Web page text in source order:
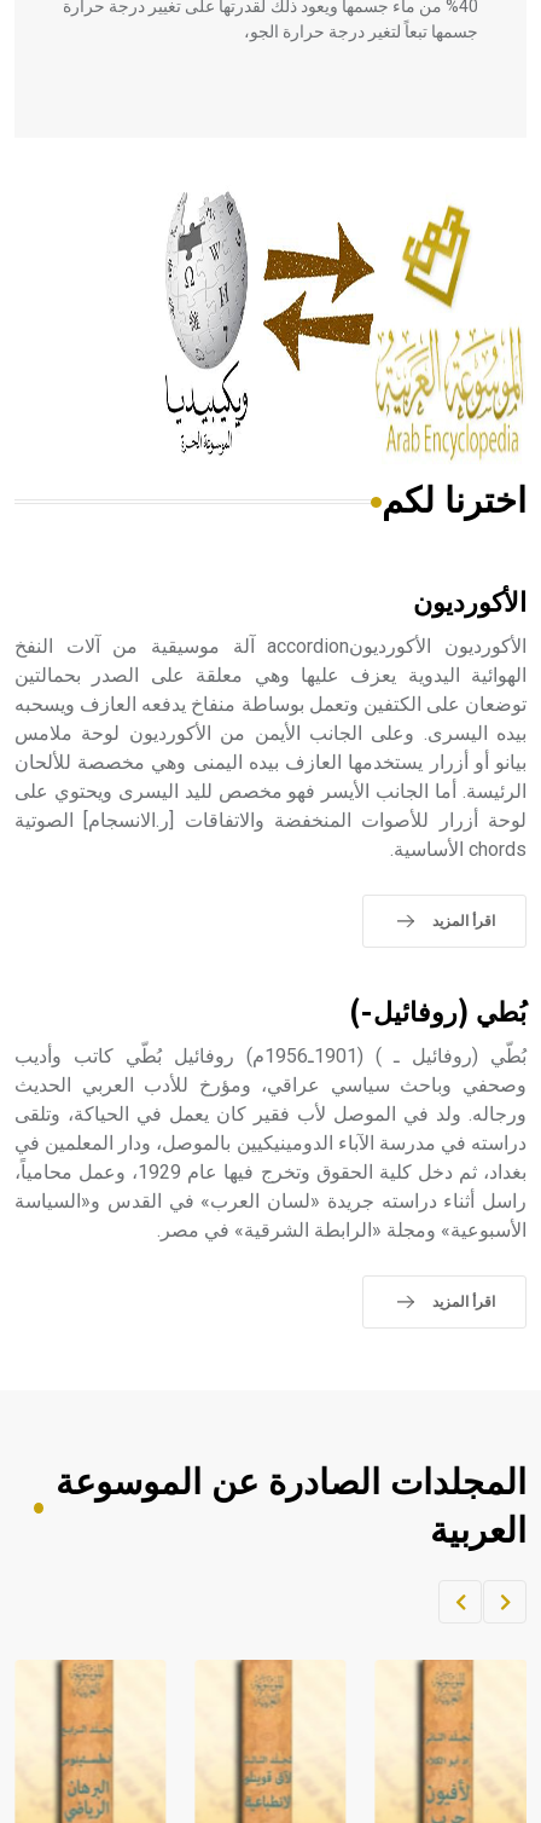
40% من ماء جسمها ويعود ذلك لقدرتها على تغيير درجة حرارة
جسمها تبعاً لتغير درجة حرارة الجو،
الحكم، الأدلة، تنظيم التغذية، ورسالته في جروح الرأس. ويعود
له الفضل بأنه حرر الطب من الدين والفلسفة.
- هل تعلم أن المرجان إفراز حيواني يتكون في البحر ويتركب
من مادة كربونات الكلسيوم، وهو أحمر أو شديد الحمرة وهو
أجود أنواعه، ويمتاز بكبر الحجم ويسمى الش
هل تعلم أن الأبسيد كلمة فرنسية اللفظ تم اعتمادها مصطلحاً
- هل تعلم أن أبجر Abgar اسم معروف جيداً يعود إلى عدد من
الملوك الذين حكموا مدينة إديسا (الرها) من أبجر الأول وحتى
التاسع، وهم ينتسبون إلى أسرة أوسروين
sign تكتب منفصلة غير متصلة، وتعتمد المبدأ الأكوروفوني،
اخترنا لكم
الأكورديون
الأكورديون الأكورديونaccordion آلة موسيقية من آلات النفخ
الهوائية اليدوية يعزف عليها وهي معلقة على الصدر بحمالتين
توضعان على الكتفين وتعمل بوساطة منفاخ يدفعه العازف ويسحبه
بيده اليسرى. وعلى الجانب الأيمن من الأكورديون لوحة ملامس
بيانو أو أزرار يستخدمها العازف بيده اليمنى وهي مخصصة للألحان
الرئيسة. أما الجانب الأيسر فهو مخصص لليد اليسرى ويحتوي على
لوحة أزرار للأصوات المنخفضة والاتفاقات [ر.الانسجام] الصوتية
chords الأساسية.
اقرأ المزيد
بُطي (روفائيل-)
بُطّي (روفائيل ـ ) (1901ـ1956م) روفائيل بُطّي كاتب وأديب
وصحفي وباحث سياسي عراقي، ومؤرخ للأدب العربي الحديث
ورجاله. ولد في الموصل لأب فقير كان يعمل في الحياكة، وتلقى
دراسته في مدرسة الآباء الدومينيكيين بالموصل، ودار المعلمين في
بغداد، ثم دخل كلية الحقوق وتخرج فيها عام 1929، وعمل محامياً،
راسل أثناء دراسته جريدة «لسان العرب» في القدس و«السياسة
الأسبوعية» ومجلة «الرابطة الشرقية» في مصر.
اقرأ المزيد
المجلدات الصادرة عن الموسوعة
العربية